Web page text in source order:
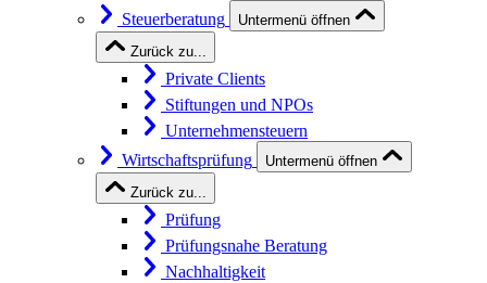
Steuerberatung
Untermenü öffnen
Zurück zu...
Private Clients
Stiftungen und NPOs
Unternehmensteuern
Wirtschaftsprüfung
Untermenü öffnen
Zurück zu...
Prüfung
Prüfungsnahe Beratung
Nachhaltigkeit